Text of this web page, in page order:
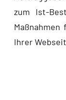
zum Ist-
Ihrer